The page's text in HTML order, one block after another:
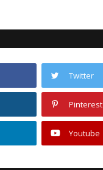
Twitter
Pinterest
Youtube